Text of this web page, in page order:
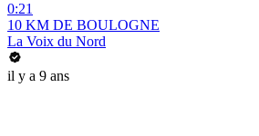
0:21
10 KM DE BOULOGNE
La Voix du Nord
il y a 9 ans